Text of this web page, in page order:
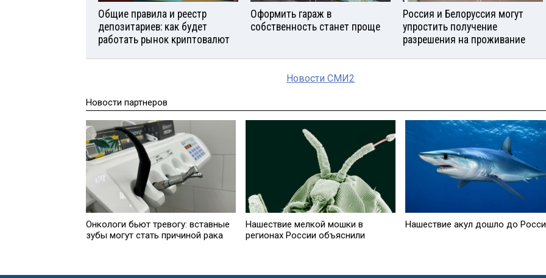
Общие правила и реестр
депозитариев: как будет
работать рынок криптовалют
Оформить гараж в
собственность станет проще
Россия и Белоруссия могут
упростить получение
разрешения на проживание
Новости СМИ2
Новости партнеров
Онкологи бьют тревогу: вставные
зубы могут стать причиной рака
Нашествие мелкой мошки в
регионах России объяснили
Нашествие акул дошло до